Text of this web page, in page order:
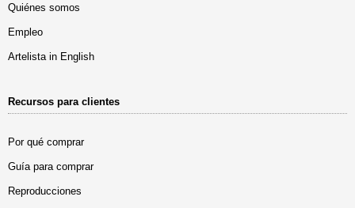
Quiénes somos
Empleo
Artelista in English
Recursos para clientes
Por qué comprar
Guía para comprar
Reproducciones